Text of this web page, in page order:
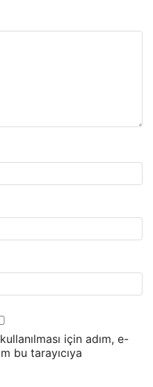
için adım, e-
bu tarayıcıya